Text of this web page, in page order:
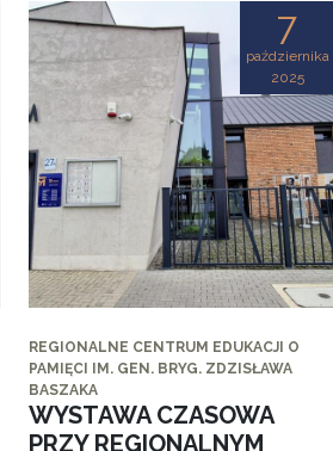
7
października
2025
REGIONALNE CENTRUM EDUKACJI O
PAMIĘCI IM. GEN. BRYG. ZDZISŁAWA
BASZAKA
WYSTAWA CZASOWA
PRZY REGIONALNYM